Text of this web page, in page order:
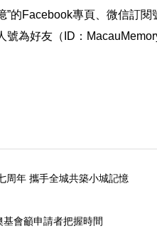
的Facebook專頁、微信訂閱
號為好友（ID：
周年 攜手全城共築小城記憶
會籲申請者把握時間